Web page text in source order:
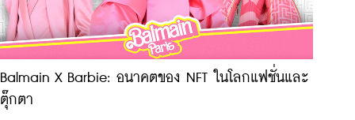
Balmain X Barbie: อนาคตของ NFT ในโลกแฟชั่นและ
ตุ๊กตา